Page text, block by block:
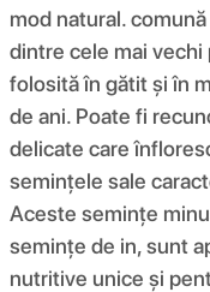
mod natural.
dintre cele mai
folosită în gătit și în
de ani. Poate fi
delicate care
semințele sale
Aceste semințe
semințe de in, sunt
nutritive unice și